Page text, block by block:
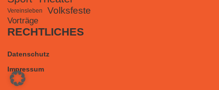
Vereinsleben Volksfeste
Vorträge
RECHTLICHES
Datenschutz
Impressum